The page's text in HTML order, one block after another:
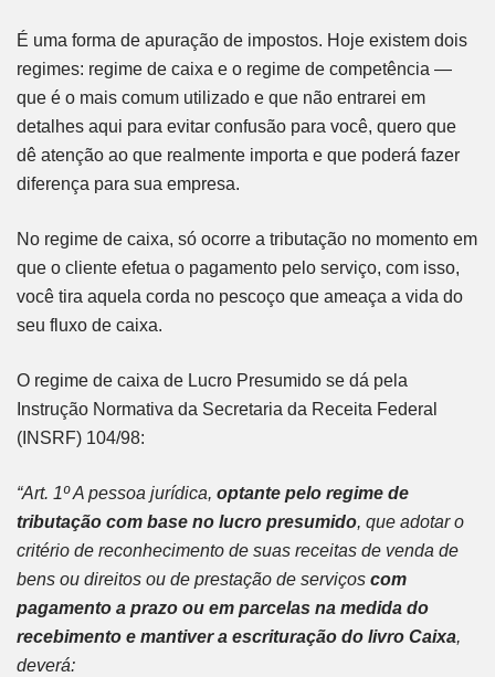
É uma forma de apuração de impostos. Hoje existem dois
regimes: regime de caixa e o regime de competência —
que é o mais comum utilizado e que não entrarei em
detalhes aqui para evitar confusão para você, quero que
dê atenção ao que realmente importa e que poderá fazer
diferença para sua empresa.
No regime de caixa, só ocorre a tributação no momento em
que o cliente efetua o pagamento pelo serviço, com isso,
você tira aquela corda no pescoço que ameaça a vida do
seu fluxo de caixa.
O regime de caixa de Lucro Presumido se dá pela
Instrução Normativa da Secretaria da Receita Federal
(INSRF) 104/98:
“Art. 1º A pessoa jurídica, optante pelo regime de
tributação com base no lucro presumido, que adotar o
critério de reconhecimento de suas receitas de venda de
bens ou direitos ou de prestação de serviços com
pagamento a prazo ou em parcelas na medida do
recebimento e mantiver a escrituração do livro Caixa,
deverá: